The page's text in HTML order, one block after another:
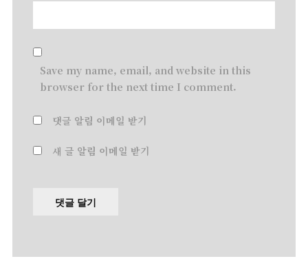
Save my name, email, and website in this
browser for the next time I comment.
댓글 알림 이메일 받기
새 글 알림 이메일 받기